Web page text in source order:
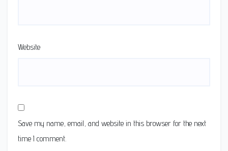
Website
Save my name, email, and website in this browser for the next
time I comment.